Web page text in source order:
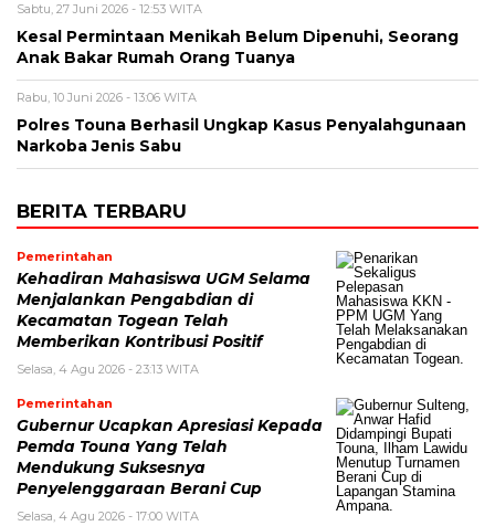
Sabtu, 27 Juni 2026 - 12:53 WITA
Kesal Permintaan Menikah Belum Dipenuhi, Seorang
Anak Bakar Rumah Orang Tuanya
Rabu, 10 Juni 2026 - 13:06 WITA
Polres Touna Berhasil Ungkap Kasus Penyalahgunaan
Narkoba Jenis Sabu
BERITA TERBARU
Pemerintahan
Kehadiran Mahasiswa UGM Selama
Menjalankan Pengabdian di
Kecamatan Togean Telah
Memberikan Kontribusi Positif
Selasa, 4 Agu 2026 - 23:13 WITA
Pemerintahan
Gubernur Ucapkan Apresiasi Kepada
Pemda Touna Yang Telah
Mendukung Suksesnya
Penyelenggaraan Berani Cup
Selasa, 4 Agu 2026 - 17:00 WITA